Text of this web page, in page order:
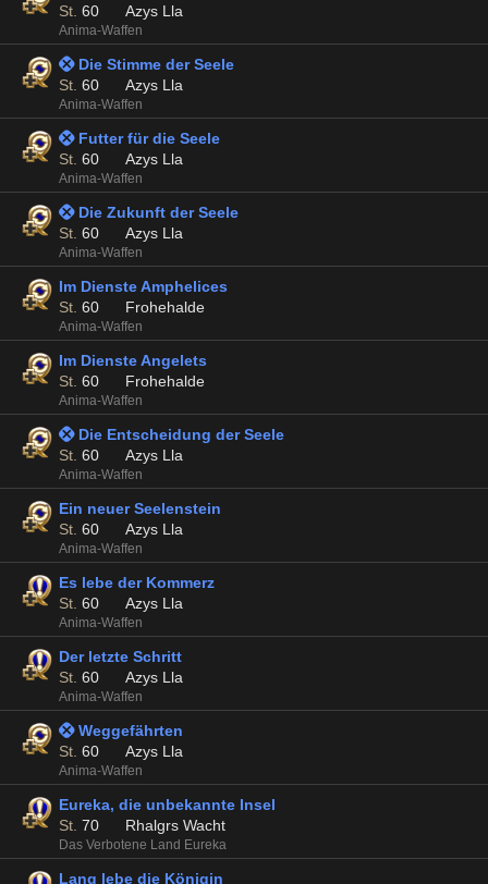
St. 60 Azys Lla
Anima-Waffen
 Die Stimme der Seele
St. 60 Azys Lla
Anima-Waffen
 Futter für die Seele
St. 60 Azys Lla
Anima-Waffen
 Die Zukunft der Seele
St. 60 Azys Lla
Anima-Waffen
Im Dienste Amphelices
St. 60 Frohehalde
Anima-Waffen
Im Dienste Angelets
St. 60 Frohehalde
Anima-Waffen
 Die Entscheidung der Seele
St. 60 Azys Lla
Anima-Waffen
Ein neuer Seelenstein
St. 60 Azys Lla
Anima-Waffen
Es lebe der Kommerz
St. 60 Azys Lla
Anima-Waffen
Der letzte Schritt
St. 60 Azys Lla
Anima-Waffen
 Weggefährten
St. 60 Azys Lla
Anima-Waffen
Eureka, die unbekannte Insel
St. 70 Rhalgrs Wacht
Das Verbotene Land Eureka
Lang lebe die Königin